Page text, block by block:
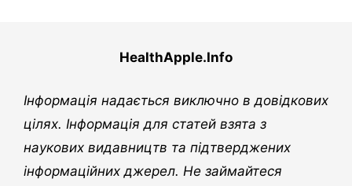
HealthApple.Info
Інформація надається виключно в довідкових
цілях. Інформація для статей взята з
наукових видавництв та підтверджених
інформаційних джерел. Не займайтеся